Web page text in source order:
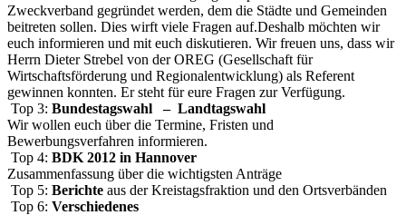
Zweckverband gegründet werden, dem die Städte und Gemeinden
beitreten sollen. Dies wirft viele Fragen auf.Deshalb möchten wir
euch informieren und mit euch diskutieren. Wir freuen uns, dass wir
Herrn Dieter Strebel von der OREG (Gesellschaft für
Wirtschaftsförderung und Regionalentwicklung) als Referent
gewinnen konnten. Er steht für eure Fragen zur Verfügung.
Top 3: Bundestagswahl – Landtagswahl
Wir wollen euch über die Termine, Fristen und
Bewerbungsverfahren informieren.
Top 4: BDK 2012 in Hannover
Zusammenfassung über die wichtigsten Anträge
Top 5: Berichte aus der Kreistagsfraktion und den Ortsverbänden
Top 6: Verschiedenes